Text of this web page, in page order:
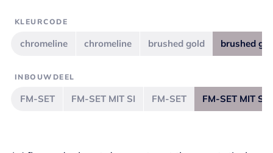
KLEURCODE
chromeline chromeline brushed gold brushed
INBOUWDEEL
FM-SET FM-SET MIT SI FM-SET FM-SET MIT SI